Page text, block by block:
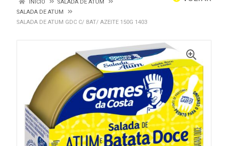
INÍCIO
SALADA DE ATUM
SALADA DE ATUM
SALADA DE ATUM GDC C/ BAT/ AZEITE 150G 1403